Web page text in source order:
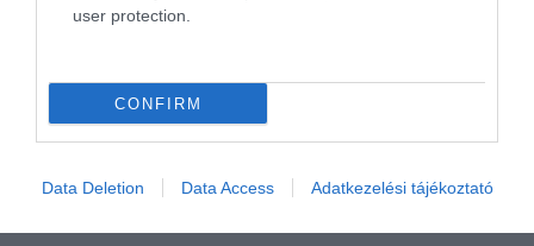
user protection.
CONFIRM
Data Deletion Data Access Adatkezelési tájékoztató